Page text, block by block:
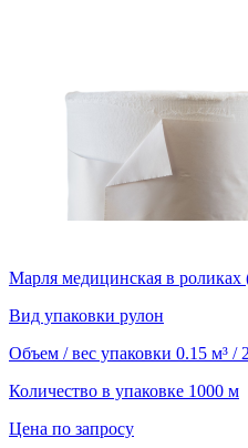
Марля медицинская в
Вид упаковки рулон
Объем / вес упаковки 0.15 м³ /
Количество в упаковке 1000 м
Цена по запросу